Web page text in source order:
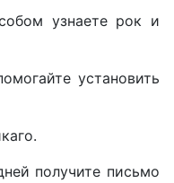
узнаете рок и
установить
получите письмо